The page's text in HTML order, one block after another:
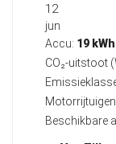
12
jun
Accu: 19 kWh
CO₂-uitstoot
Beschikbare